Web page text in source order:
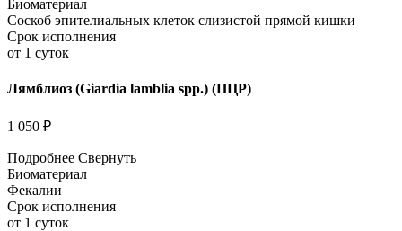
Биоматериал
Соскоб эпителиальных клеток слизистой прямой кишки
Срок исполнения
от 1 суток
Лямблиоз (Giardia lamblia spp.) (ПЦР)
1 050 ₽
Подробнее Свернуть
Биоматериал
Фекалии
Срок исполнения
от 1 суток